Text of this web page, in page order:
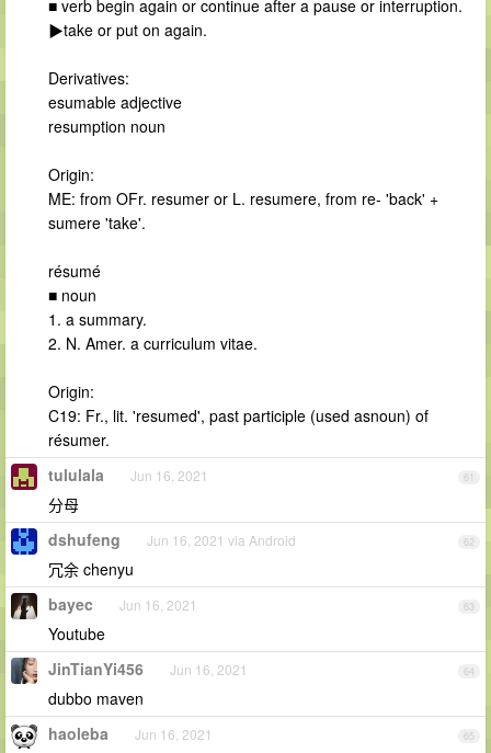
■ verb begin again or continue after a pause or interruption.
▶take or put on again.
Derivatives:
esumable adjective
resumption noun
Origin:
ME: from OFr. resumer or L. resumere, from re- 'back' +
sumere 'take'.
résumé
■ noun
1. a summary.
2. N. Amer. a curriculum vitae.
Origin:
C19: Fr., lit. 'resumed', past participle (used asnoun) of
résumer.
61
tululala Jun 16, 2021
分母
62
dshufeng Jun 16, 2021 via Android
冗余 chenyu
63
bayec Jun 16, 2021
Youtube
64
JinTianYi456 Jun 16, 2021
dubbo maven
65
haoleba Jun 16, 2021